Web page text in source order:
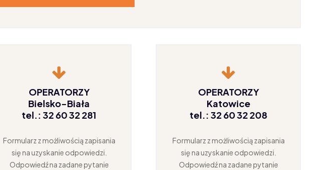
OPERATORZY
Bielsko-Biała
tel.: 32 60 32 281
Formularz z możliwością zapisania
się na uzyskanie odpowiedzi.
Odpowiedź na zadane pytanie
OPERATORZY
Katowice
tel.: 32 60 32 208
Formularz z możliwością zapisania
się na uzyskanie odpowiedzi.
Odpowiedź na zadane pytanie